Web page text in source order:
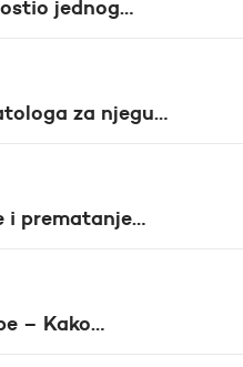
jednog…
za njegu…
i prematanje…
– Kako…